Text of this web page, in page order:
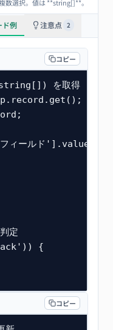
数選択。値は **string[]**。
ド例 注意点 2
コピー
を取得
ールド'].value;
定
{
コピー